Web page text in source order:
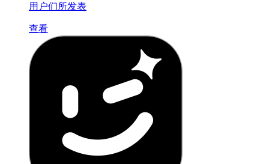
用户们所发表
查看